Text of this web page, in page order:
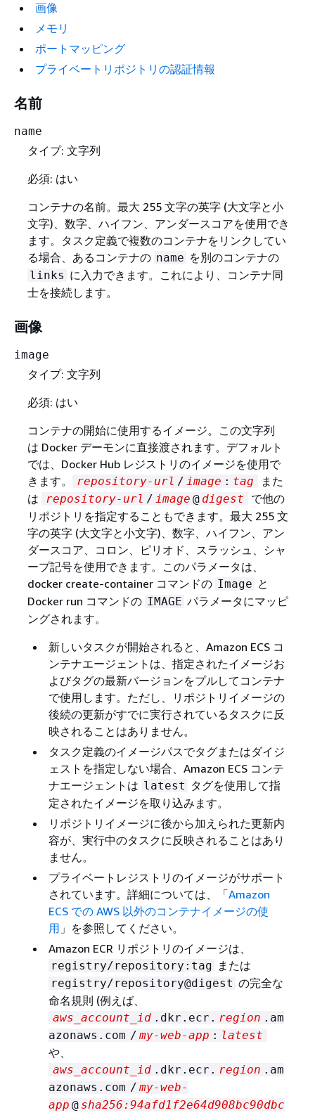
画像
メモリ
ポートマッピング
プライベートリポジトリの認証情報
名前
name
タイプ: 文字列
必須: はい
コンテナの名前。最大 255 文字の英字 (大文字と小
文字)、数字、ハイフン、アンダースコアを使用でき
ます。タスク定義で複数のコンテナをリンクしてい
る場合、あるコンテナの name を別のコンテナの
links に入力できます。これにより、コンテナ同
士を接続します。
画像
image
タイプ: 文字列
必須: はい
コンテナの開始に使用するイメージ。この文字列
は Docker デーモンに直接渡されます。デフォルト
では、Docker Hub レジストリのイメージを使用で
きます。
repository-url / image : tag
また
は
repository-url / image @ digest
で他の
リポジトリを指定することもできます。最大 255 文
字の英字 (大文字と小文字)、数字、ハイフン、アン
ダースコア、コロン、ピリオド、スラッシュ、シャ
ープ記号を使用できます。このパラメータは、
docker create-container コマンドの Image と
Docker run コマンドの IMAGE パラメータにマッピ
ングされます。
新しいタスクが開始されると、Amazon ECS コ
ンテナエージェントは、指定されたイメージお
よびタグの最新バージョンをプルしてコンテナ
で使用します。ただし、リポジトリイメージの
後続の更新がすでに実行されているタスクに反
映されることはありません。
タスク定義のイメージパスでタグまたはダイジ
ェストを指定しない場合、Amazon ECS コンテ
ナエージェントは latest タグを使用して指
定されたイメージを取り込みます。
リポジトリイメージに後から加えられた更新内
容が、実行中のタスクに反映されることはあり
ません。
プライベートレジストリのイメージがサポート
されています。詳細については、「Amazon
ECS での AWS 以外のコンテナイメージの使
用 」を参照してください。
Amazon ECR リポジトリのイメージは、
registry/repository:tag または
registry/repository@digest の完全な
命名規則 (例えば、
aws_account_id .dkr.ecr. region .am
azonaws.com / my-web-app : latest
や、
aws_account_id .dkr.ecr. region .am
azonaws.com / my-web-
app @ sha256:94afd1f2e64d908bc90dbc